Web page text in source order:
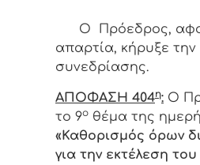
Ο Πρόεδρος,
απαρτία, κήρυξε
συνεδρίασης.
ΑΠΟΦΑΣΗ 404η: Ο
το 9ο θέμα της
«Καθορισμός όρων
για την εκτέλεση